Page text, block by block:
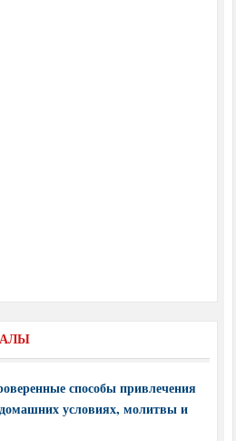
способы привлечения
условиях, молитвы и